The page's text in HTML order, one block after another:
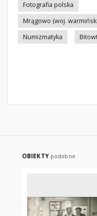
Fotografia polska
Mrągowo (woj.
Numizmatyka
OBIEKTY podobne